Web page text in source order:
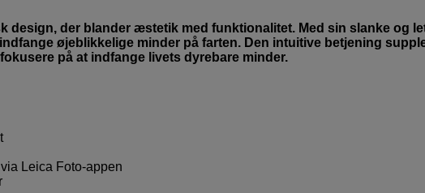
design, der blander æstetik med funktionalitet. Med sin slanke og
øjeblikkelige minder på farten. Den intuitive betjening
på at indfange livets dyrebare minder.
Leica Foto-appen